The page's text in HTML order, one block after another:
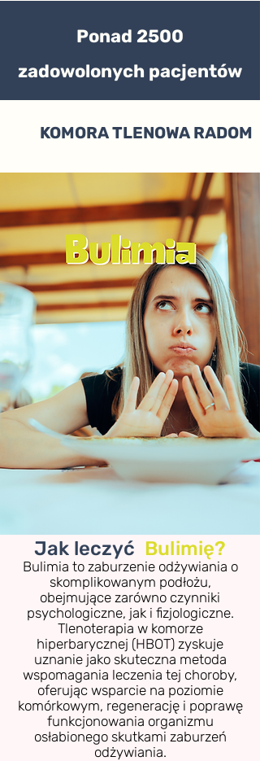
Ponad 2500
zadowolonych pacjentów
KOMORA TLENOWA RADOM
Jak leczyć Bulimię?
Bulimia to zaburzenie odżywiania o
skomplikowanym podłożu,
obejmujące zarówno czynniki
psychologiczne, jak i fizjologiczne.
Tlenoterapia w komorze
hiperbarycznej (HBOT) zyskuje
uznanie jako skuteczna metoda
wspomagania leczenia tej choroby,
oferując wsparcie na poziomie
komórkowym, regenerację i poprawę
funkcjonowania organizmu
osłabionego skutkami zaburzeń
odżywiania.